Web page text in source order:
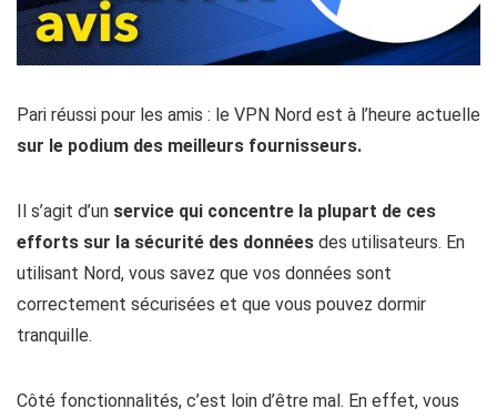
Pari réussi pour les amis : le VPN Nord est à l’heure actuelle
sur le podium des meilleurs fournisseurs.
Il s’agit d’un service qui concentre la plupart de ces
efforts sur la sécurité des données des utilisateurs. En
utilisant Nord, vous savez que vos données sont
correctement sécurisées et que vous pouvez dormir
tranquille.
Côté fonctionnalités, c’est loin d’être mal. En effet, vous